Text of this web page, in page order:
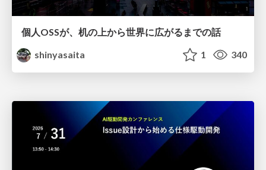
個人OSSが、机の上から世界に広がるまでの話
shinyasaita
1 340